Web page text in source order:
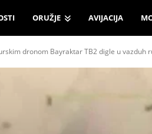
ORUŽJE AVIJACIJA
dronom Bayraktar TB2 digle u vazduh